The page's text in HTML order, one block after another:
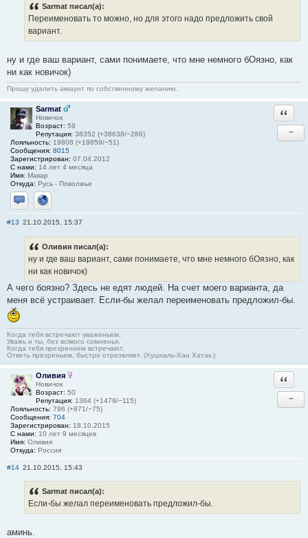
Sarmat писал(а):
Переименовать то можно, но для этого надо предложить свой
вариант.
ну и где ваш вариант, сами понимаете, что мне немного бОязно, как
ни как новичок)
Прошу удалить аккаунт по собственному желанию.
Sarmat
Новичок
Возраст: 59
Репутация: 38352 (+38638/−286)
Лояльность: 19808 (+19859/−51)
Сообщения: 8015
Зарегистрирован: 07.04.2012
С нами: 14 лет 4 месяца
Имя: Макар
Откуда: Русь - Поволжье
Отправить личное сообщение
Сайт
−
#13 21.10.2015, 15:37
Оливия писал(а):
ну и где ваш вариант, сами понимаете, что мне немного бОязно, как
ни как новичок)
А чего боязно? Здесь не едят людей. На счет моего варианта, да
меня всё устраивает. Если-бы желал переименовать предложил-бы.
Когда тебя встречают уваженьем,
Уважь и ты, без всякого сомненья.
Когда тебя презрением встречают,
Ответь презреньем, быстро отрезвляет. (Хушхаль-Хан Хатак.)
Оливия
Новичок
Возраст: 50
Репутация: 1364 (+1479/−115)
Лояльность: 796 (+871/−75)
Сообщения: 704
Зарегистрирован: 18.10.2015
С нами: 10 лет 9 месяцев
Имя: Оливия
Откуда: Россия
−
#14 21.10.2015, 15:43
Sarmat писал(а):
Если-бы желал переименовать предложил-бы.
аминь.